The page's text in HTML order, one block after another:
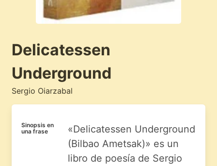
Delicatessen
Underground
Sergio Oiarzabal
Sinopsis en
una frase
«Delicatessen Underground
(Bilbao Ametsak)» es un
libro de poesía de Sergio